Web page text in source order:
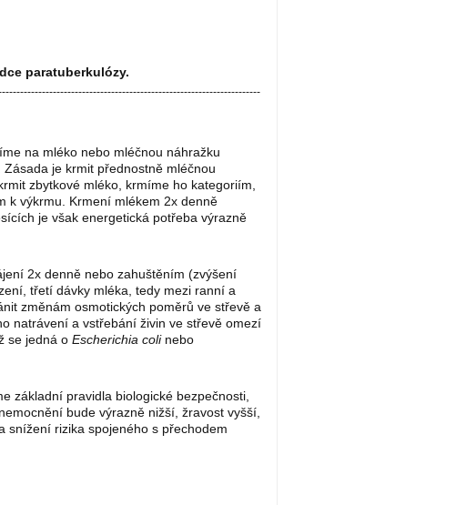
paratuberkulózy.
na mléko nebo mléčnou náhražku
je krmit přednostně mléčnou
zbytkové mléko, krmíme ho kategoriím,
k výkrmu. Krmení mlékem 2x denně
je však energetická potřeba výrazně
2x denně nebo zahuštěním (zvýšení
třetí dávky mléka, tedy mezi ranní a
změnám osmotických poměrů ve střevě a
natrávení a vstřebání živin ve střevě omezí
se jedná o Escherichia colinebo
základní pravidla biologické bezpečnosti,
bude výrazně nižší, žravost vyšší,
snížení rizika spojeného s přechodem